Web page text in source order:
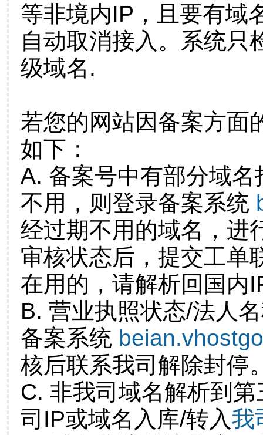
等非境内IP，且要有域
自动取消接入。系统只
级域名.
若您的网站因备案方面
如下：
A. 备案号中有部分域
不用，则登录备案系统
经过期不用的域名，进
审核状态后，提交工单
在用的，请解析回国内
B. 营业执照状态/法人
备案系统
核后联系我司解除封停
C. 非我司域名解析到
司IP或域名入库/转入我